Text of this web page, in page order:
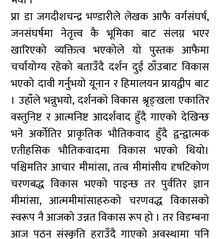
प्रा डा जगदीशचन्द्र भण्डारीले लेखक आफै वर्गसंघर्ष,
जनसंघर्षमा नेतृत्त्व कै भूमिका बाट संलग्न भएर
खारिएको व्यक्तित्व भएकोले यो पुस्तक आफैमा
चर्चायोग्य रहेको बताउँदै दर्शन दुई ठाँउबाट विकास
भएको दावी गर्नुभयो यूनान र हिमालयन प्रायद्वीप बाट
। उहाँले भन्नुभयो, दर्शनको विकास श्रृङ्खला एकातिर
वस्तुनिष्ट र आत्मनिष्ट आदर्शवाद हुँदै गाएको देखिन्छ
भने अर्कोतिर प्राकृतिक भौतिकवाद हुँदै द्वन्द्वात्मक
एतीहसिक भौतिकवादमा विकास भएको थियो।
पश्चिमतिर आचार मीमांसा, तत्व मीमांसीय दृषटिकोण
चरणबद्ध विकास भएको पाइन्छ तर पुर्वतिर ज्ञान
मीमांसा, आत्ममीमांसाहरुको चरणवद्ध विकासको
स्वरूप नै आजको उन्नत विकास रूप हो । तर विडम्बना
आज पठन संस्कृति हराउँदै गाएको अवस्थामा पनि